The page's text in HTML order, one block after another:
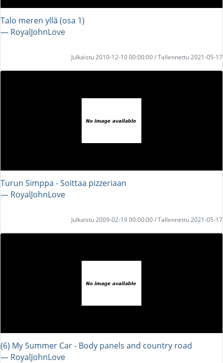
Talo meren yllä (osa 1)
― RoyalJohnLove
Julkaistu 2010-12-10 00:00:00 / Tallennettu 2021-05-17
Turun Simppa - Soittaa pizzeriaan
― RoyalJohnLove
Julkaistu 2009-02-19 00:00:00 / Tallennettu 2021-05-17
(6) My Summer Car - Body panels and country road
― RoyalJohnLove